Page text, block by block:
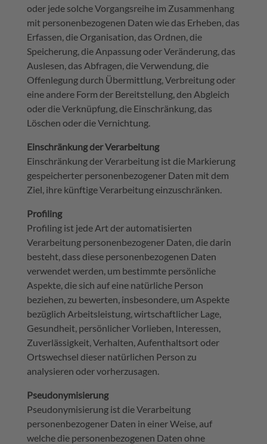
oder jede solche Vorgangsreihe im Zusammenhang
mit personenbezogenen Daten wie das Erheben, das
Erfassen, die Organisation, das Ordnen, die
Speicherung, die Anpassung oder Veränderung, das
Auslesen, das Abfragen, die Verwendung, die
Offenlegung durch Übermittlung, Verbreitung oder
eine andere Form der Bereitstellung, den Abgleich
oder die Verknüpfung, die Einschränkung, das
Löschen oder die Vernichtung.
Einschränkung der Verarbeitung
Einschränkung der Verarbeitung ist die Markierung
gespeicherter personenbezogener Daten mit dem
Ziel, ihre künftige Verarbeitung einzuschränken.
Profiling
Profiling ist jede Art der automatisierten
Verarbeitung personenbezogener Daten, die darin
besteht, dass diese personenbezogenen Daten
verwendet werden, um bestimmte persönliche
Aspekte, die sich auf eine natürliche Person
beziehen, zu bewerten, insbesondere, um Aspekte
bezüglich Arbeitsleistung, wirtschaftlicher Lage,
Gesundheit, persönlicher Vorlieben, Interessen,
Zuverlässigkeit, Verhalten, Aufenthaltsort oder
Ortswechsel dieser natürlichen Person zu
analysieren oder vorherzusagen.
Pseudonymisierung
Pseudonymisierung ist die Verarbeitung
personenbezogener Daten in einer Weise, auf
welche die personenbezogenen Daten ohne